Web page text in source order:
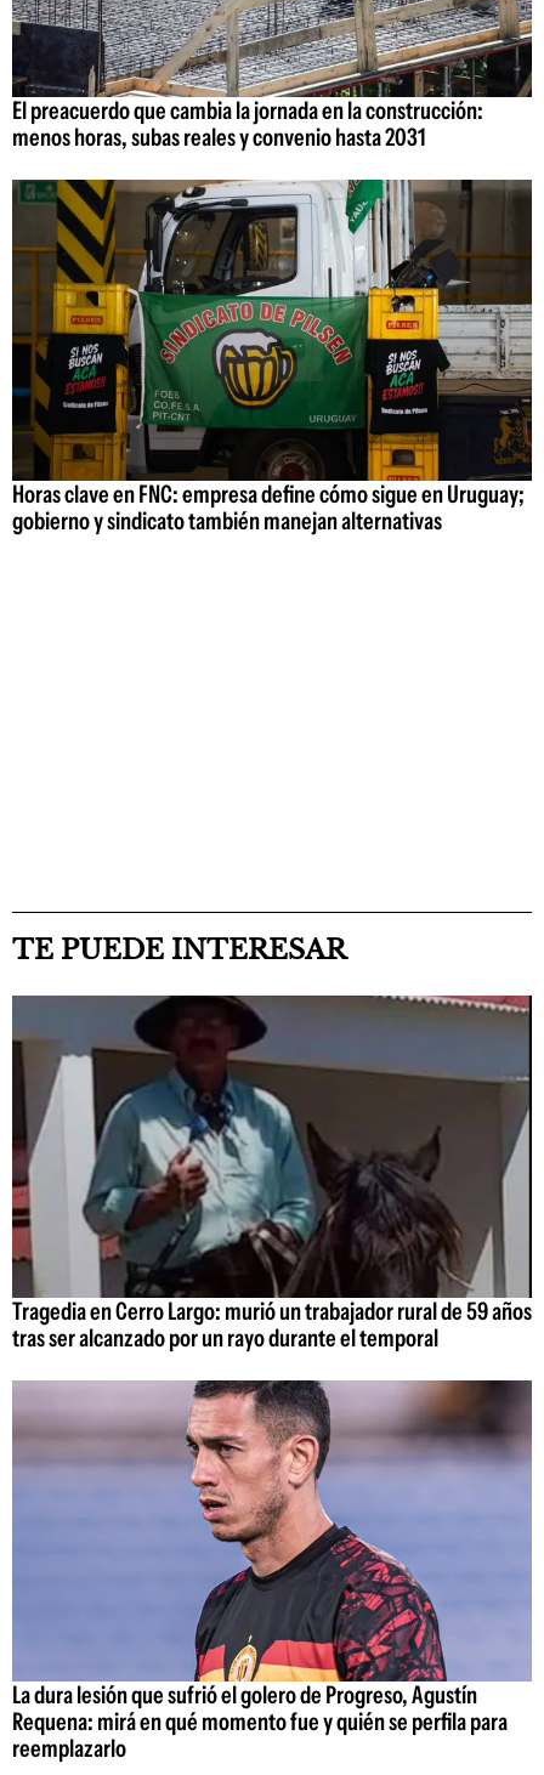
El preacuerdo que cambia la jornada en la construcción:
menos horas, subas reales y convenio hasta 2031
Horas clave en FNC: empresa define cómo sigue en Uruguay;
gobierno y sindicato también manejan alternativas
TE PUEDE INTERESAR
Tragedia en Cerro Largo: murió un trabajador rural de 59 años
tras ser alcanzado por un rayo durante el temporal
La dura lesión que sufrió el golero de Progreso, Agustín
Requena: mirá en qué momento fue y quién se perfila para
reemplazarlo